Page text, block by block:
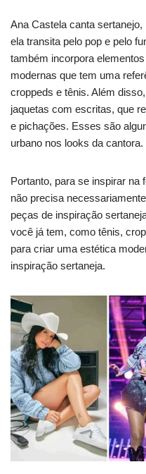
Ana Castela canta
ela transita pelo pop e pelo
também incorpora
modernas que tem uma
croppeds e tênis. Além
jaquetas com escritas, que
e pichações. Esses são
urbano nos looks da cantora.
Portanto, para se inspirar na
não precisa
peças de inspiração
você já tem, como tênis,
para criar uma estética
inspiração sertaneja.